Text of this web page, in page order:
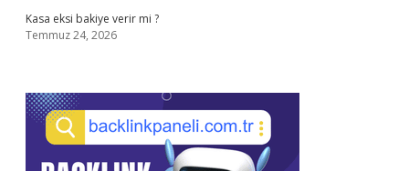
Kasa eksi bakiye verir mi ?
Temmuz 24, 2026